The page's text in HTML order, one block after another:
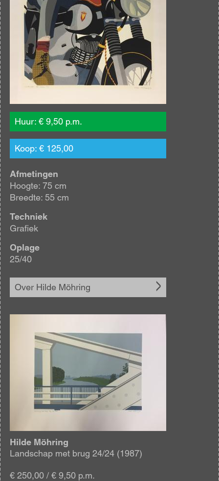
Huur: € 9,50 p.m.
Koop: € 125,00
Afmetingen
Hoogte: 75 cm
Breedte: 55 cm
Techniek
Grafiek
Oplage
25/40
Over Hilde Möhring
Hilde Möhring
Landschap met brug 24/24 (1987)
€ 250,00 / € 9,50 p.m.